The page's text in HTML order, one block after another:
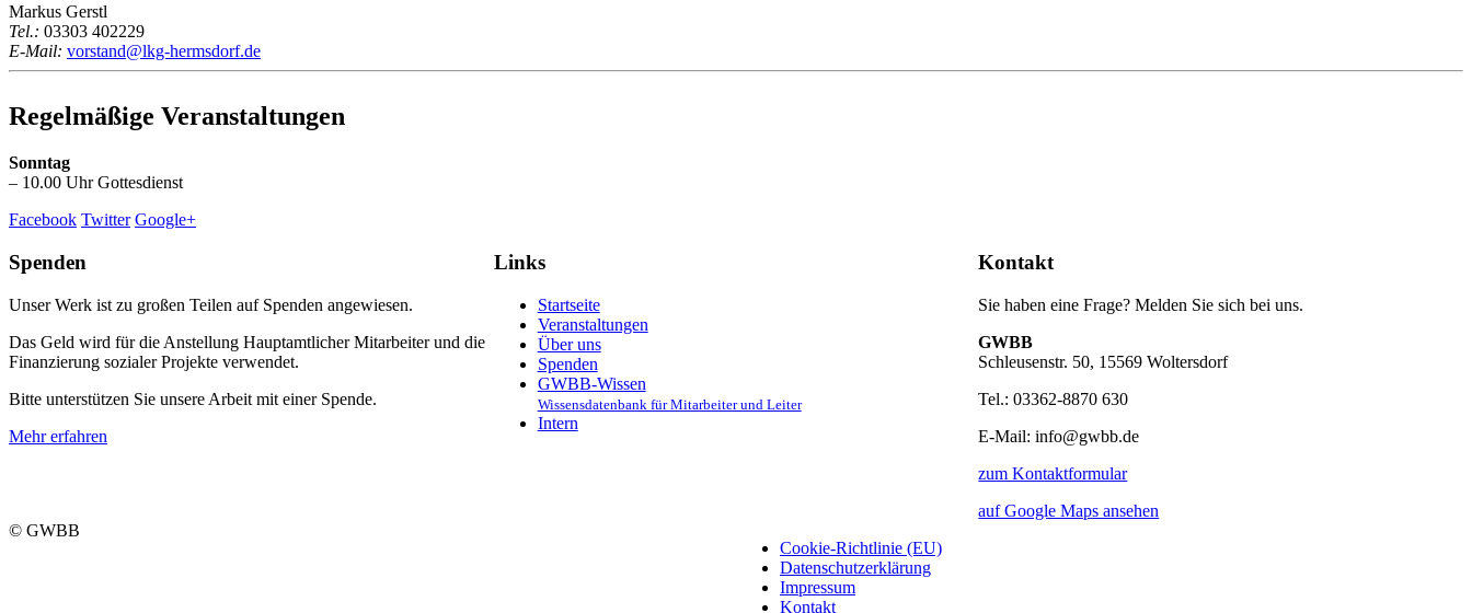
Markus Gerstl
Tel.: 03303 402229
E-Mail: vorstand@lkg-hermsdorf.de
Regelmäßige Veranstaltungen
Sonntag
– 10.00 Uhr Gottesdienst
Facebook Twitter Google+
Spenden
Unser Werk ist zu großen Teilen auf Spenden angewiesen.
Das Geld wird für die Anstellung Hauptamtlicher Mitarbeiter und die
Finanzierung sozialer Projekte verwendet.
Bitte unterstützen Sie unsere Arbeit mit einer Spende.
Mehr erfahren
Links
Startseite
Veranstaltungen
Über uns
Spenden
GWBB-Wissen
Wissensdatenbank für Mitarbeiter und Leiter
Intern
Kontakt
Sie haben eine Frage? Melden Sie sich bei uns.
GWBB
Schleusenstr. 50, 15569 Woltersdorf
Tel.: 03362-8870 630
E-Mail: info@gwbb.de
zum Kontaktformular
auf Google Maps ansehen
© GWBB
Cookie-Richtlinie (EU)
Datenschutzerklärung
Impressum
Kontakt